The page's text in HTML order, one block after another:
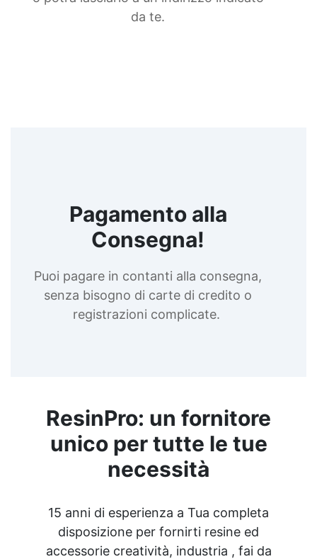
Resine pavimenti Finiture Pavimenti con Resina
da te.
Pagamento alla
Consegna!
Puoi pagare in contanti alla consegna,
senza bisogno di carte di credito o
registrazioni complicate.
ResinPro: un fornitore
unico per tutte le tue
necessità
15 anni di esperienza a Tua completa
disposizione per fornirti resine ed
accessorie creatività, industria , fai da